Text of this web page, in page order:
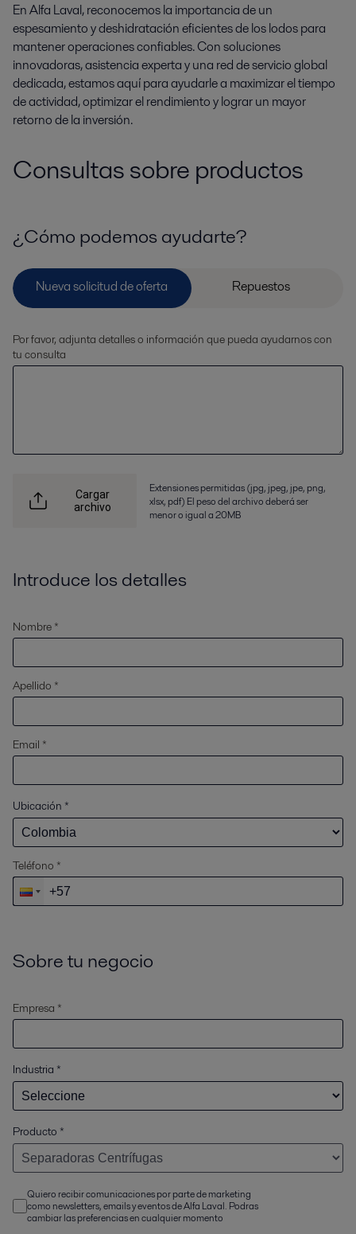
En Alfa Laval, reconocemos la importancia de un
espesamiento y deshidratación eficientes de los lodos para
mantener operaciones confiables. Con soluciones
innovadoras, asistencia experta y una red de servicio global
dedicada, estamos aquí para ayudarle a maximizar el tiempo
de actividad, optimizar el rendimiento y lograr un mayor
retorno de la inversión.
Consultas sobre productos
¿Cómo podemos ayudarte?
Por favor, adjunta detalles o información que pueda ayudarnos con
tu consulta
Cargar
archivo
Extensiones permitidas (jpg, jpeg, jpe, png,
xlsx, pdf) El peso del archivo deberá ser
menor o igual a 20MB
Introduce los detalles
Nombre *
Apellido *
Email *
Ubicación *
Teléfono *
Sobre tu negocio
Empresa *
Industria *
Producto *
Quiero recibir comunicaciones por parte de marketing
como newsletters, emails y eventos de Alfa Laval. Podras
cambiar las preferencias en cualquier momento